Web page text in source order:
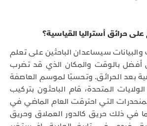
على حرائق أستراليا القياسية؟
سيساعدان الباحثين على تعلم
أفضل بالوقت والمكان الذي قد تضرب
بعد الحرائق. وتحسبًا لموسم العاصفة
المتحدة، قام الباحثون بتركيب
التي احترقت العام الماضي في
بما في ذلك حريق كالدور العملاق وحريق